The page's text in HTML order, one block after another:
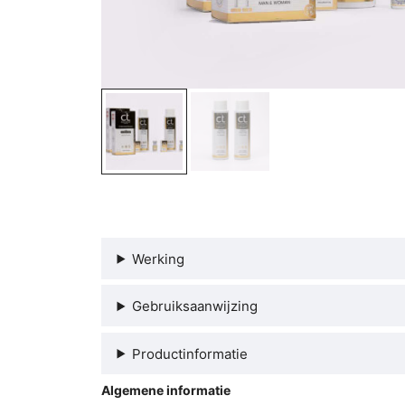
Werking
Gebruiksaanwijzing
Productinformatie
Algemene informatie